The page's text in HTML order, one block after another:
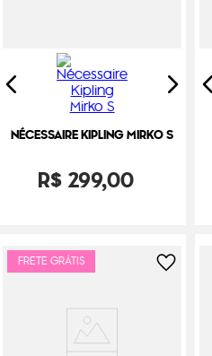
NÉCESSAIRE KIPLING MIRKO S
R$299,00
FRETE GRÁTIS